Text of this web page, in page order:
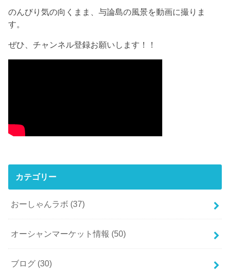
のんびり気の向くまま、与論島の風景を動画に撮りま
す。
ぜひ、チャンネル登録お願いします！！
カテゴリー
おーしゃんラボ (37)
オーシャンマーケット情報 (50)
ブログ (30)